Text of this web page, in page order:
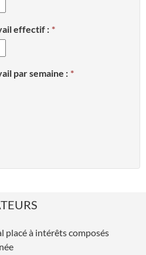
effectif :
par semaine :
placé à intérêts composés